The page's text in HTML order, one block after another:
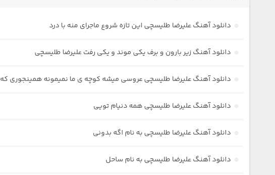
دانلود آهنگ علیرضا طلیسچی این تازه شروع ماجرای منه با درد
دانلود آهنگ زیر بارون و برف یکی موند و یکی رفت علیرضا طلیسچی
دانلود آهنگ علیرضا طلیسچی عروسی میشه کوچه ی ما نمیمونه همینجوری که
دانلود آهنگ علیرضا طلیسچی همه دنیام تویی
دانلود آهنگ علیرضا طلیسچی به نام اگه بدونی
دانلود آهنگ علیرضا طلیسچی به نام ساحل